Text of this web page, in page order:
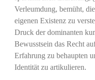
Verleumdung, bemüht,
eigenen Existenz zu
Druck der dominanten
Bewusstsein das Recht
Erfahrung zu behaupten
Identität zu artikulieren.